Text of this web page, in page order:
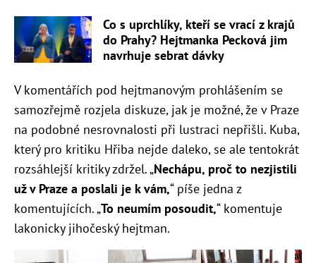
Co s uprchlíky, kteří se vrací z krajů
do Prahy? Hejtmanka Pecková jim
navrhuje sebrat dávky
V komentářích pod hejtmanovým prohlášením se
samozřejmě rozjela diskuze, jak je možné, že v Praze
na podobné nesrovnalosti při lustraci nepřišli. Kuba,
který pro kritiku Hřiba nejde daleko, se ale tentokrát
rozsáhlejší kritiky zdržel. „Nechápu, proč to nezjistili
už v Praze a poslali je k vám,“ píše jedna z
komentujících. „To neumím posoudit,“ komentuje
lakonicky jihočeský hejtman.